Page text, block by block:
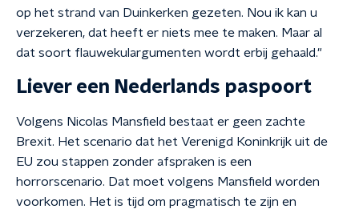
op het strand van Duinkerken gezeten. Nou ik kan u
verzekeren, dat heeft er niets mee te maken. Maar al
dat soort flauwekulargumenten wordt erbij gehaald."
Liever een Nederlands paspoort
Volgens Nicolas Mansfield bestaat er geen zachte
Brexit. Het scenario dat het Verenigd Koninkrijk uit de
EU zou stappen zonder afspraken is een
horrorscenario. Dat moet volgens Mansfield worden
voorkomen. Het is tijd om pragmatisch te zijn en